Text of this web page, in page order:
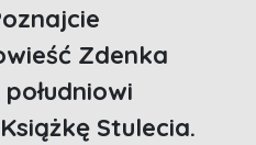
Zdenka
Stulecia.